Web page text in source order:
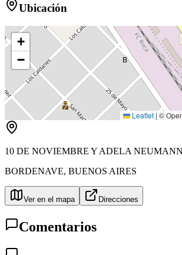
Ubicación
B
+
−
Leaflet | ©
10 DE NOVIEMBRE Y ADELA NEUMANN
BORDENAVE, BUENOS AIRES
Ver en el mapa Direcciones
Comentarios